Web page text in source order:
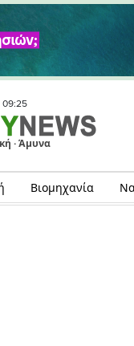
09:25
· Άμυνα
Βιομηχανία